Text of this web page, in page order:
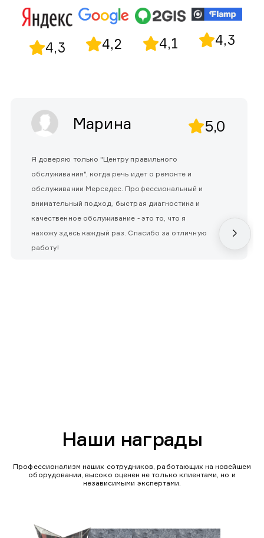
4,3 4,2 4,1 4,3
Марина 5,0
Я доверяю только "Центру правильного
обслуживания", когда речь идет о ремонте и
обслуживании Мерседес. Профессиональный и
внимательный подход, быстрая диагностика и
качественное обслуживание - это то, что я
нахожу здесь каждый раз. Спасибо за отличную
работу!
Наши награды
Профессионализм наших сотрудников, работающих на новейшем
оборудовании, высоко оценен не только клиентами, но и
независимыми экспертами.